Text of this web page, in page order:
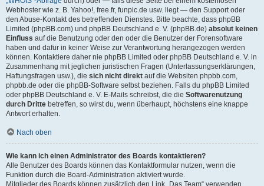
Webhoster wie z. B. Yahoo!, free.fr, funpic.de usw. liegt — den Support oder
den Abuse-Kontakt des betreffenden Dienstes. Bitte beachte, dass phpBB
Limited (phpBB.com) und phpBB Deutschland e. V. (phpBB.de) absolut keinen
Einfluss auf die Benutzung oder den oder die Benutzer der Forensoftware
haben und dafür in keiner Weise zur Verantwortung herangezogen werden
können. Kontaktiere daher nie phpBB Limited oder phpBB Deutschland e. V. in
Zusammenhang mit jeglichen juristischen Fragen (Unterlassungserklärungen,
Haftungsfragen usw.), die sich nicht direkt auf die Websiten phpbb.com,
phpbb.de oder die phpBB-Software selbst beziehen. Falls du phpBB Limited
oder phpBB Deutschland e. V. E-Mails schreibst, die die Softwarenutzung
durch Dritte betreffen, so wirst du, wenn überhaupt, höchstens eine knappe
Antwort erhalten.
Nach oben
Wie kann ich einen Administrator des Boards kontaktieren?
Alle Benutzer des Boards können das Kontaktformular nutzen, wenn die
Funktion durch die Board-Administration aktiviert wurde.
Mitglieder des Boards können zusätzlich den Link „Das Team“ verwenden.